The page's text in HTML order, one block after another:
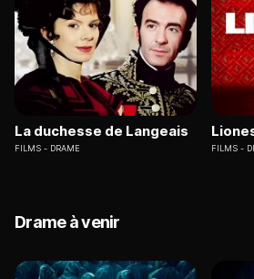
La duchesse de Langeais
FILMS DRAME FILMS
Drame à venir